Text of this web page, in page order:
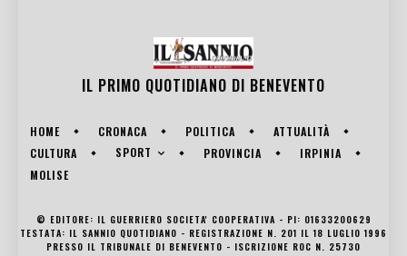
IL PRIMO QUOTIDIANO DI BENEVENTO
HOME CRONACA POLITICA
ATTUALITÀ
CULTURA
SPORT PROVINCIA
IRPINIA
MOLISE
© EDITORE: IL GUERRIERO SOCIETA' COOPERATIVA - PI: 01633200629
TESTATA: IL SANNIO QUOTIDIANO - REGISTRAZIONE N. 201 IL 18 LUGLIO 1996
PRESSO IL TRIBUNALE DI BENEVENTO - ISCRIZIONE ROC N. 25730